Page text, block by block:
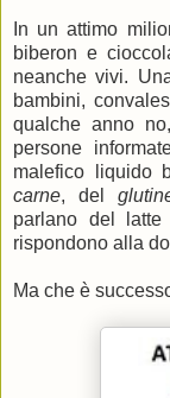
In un attimo
biberon e
neanche vivi.
bambini,
qualche anno
persone
malefico liquido
carne, del
parlano del
rispondono alla
Ma che è